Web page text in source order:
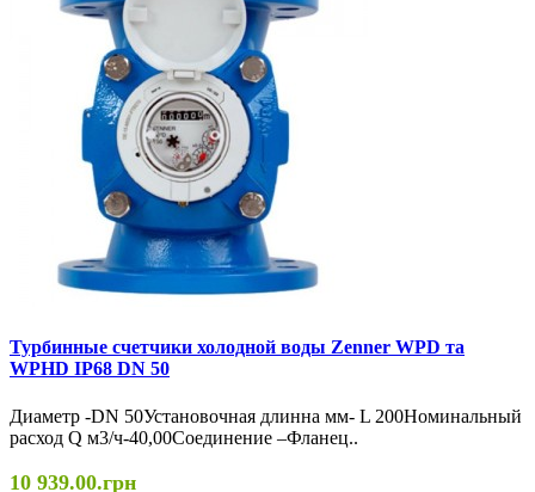
Турбинные счетчики холодной воды Zenner WPD та
WPHD IP68 DN 50
Диаметр -DN 50Установочная длинна мм- L 200Номинальный
расход Q м3/ч-40,00Соединение –Фланец..
10 939.00.грн